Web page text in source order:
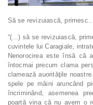
Să se revizuiască,
“(…) să se revizuiască,
cuvintele lui Caragiale,
Nenorocirea este însă că
întocmai precum clama
clamează auorităţile
spele pe mâini aruncând
încriminând, asemenea
poartă vina că nu avem o